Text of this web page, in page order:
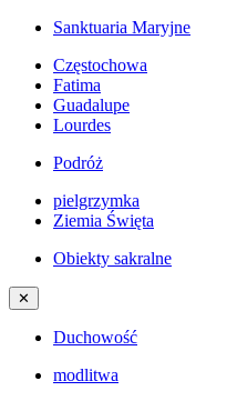
Sanktuaria Maryjne
Częstochowa
Fatima
Guadalupe
Lourdes
Podróż
pielgrzymka
Ziemia Święta
Obiekty sakralne
✕
Duchowość
modlitwa